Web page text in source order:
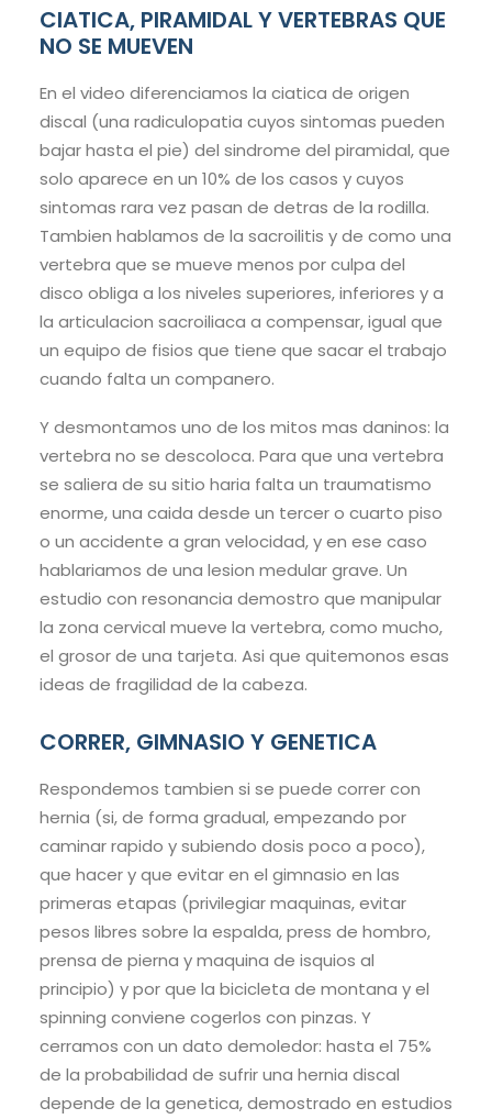
CIATICA, PIRAMIDAL Y VERTEBRAS QUE
NO SE MUEVEN
En el video diferenciamos la ciatica de origen
discal (una radiculopatia cuyos sintomas pueden
bajar hasta el pie) del sindrome del piramidal, que
solo aparece en un 10% de los casos y cuyos
sintomas rara vez pasan de detras de la rodilla.
Tambien hablamos de la sacroilitis y de como una
vertebra que se mueve menos por culpa del
disco obliga a los niveles superiores, inferiores y a
la articulacion sacroiliaca a compensar, igual que
un equipo de fisios que tiene que sacar el trabajo
cuando falta un companero.
Y desmontamos uno de los mitos mas daninos: la
vertebra no se descoloca. Para que una vertebra
se saliera de su sitio haria falta un traumatismo
enorme, una caida desde un tercer o cuarto piso
o un accidente a gran velocidad, y en ese caso
hablariamos de una lesion medular grave. Un
estudio con resonancia demostro que manipular
la zona cervical mueve la vertebra, como mucho,
el grosor de una tarjeta. Asi que quitemonos esas
ideas de fragilidad de la cabeza.
CORRER, GIMNASIO Y GENETICA
Respondemos tambien si se puede correr con
hernia (si, de forma gradual, empezando por
caminar rapido y subiendo dosis poco a poco),
que hacer y que evitar en el gimnasio en las
primeras etapas (privilegiar maquinas, evitar
pesos libres sobre la espalda, press de hombro,
prensa de pierna y maquina de isquios al
principio) y por que la bicicleta de montana y el
spinning conviene cogerlos con pinzas. Y
cerramos con un dato demoledor: hasta el 75%
de la probabilidad de sufrir una hernia discal
depende de la genetica, demostrado en estudios